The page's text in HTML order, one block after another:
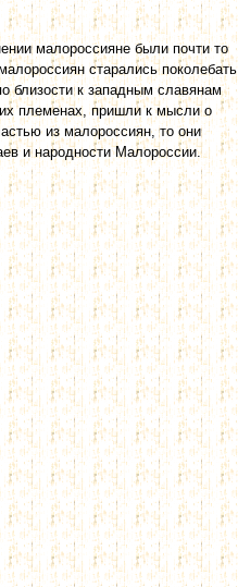
малороссияне были почти то
старались поколебать
близости к западным славянам
племенах, пришли к мысли о
из малороссиян, то они
и народности Малороссии.